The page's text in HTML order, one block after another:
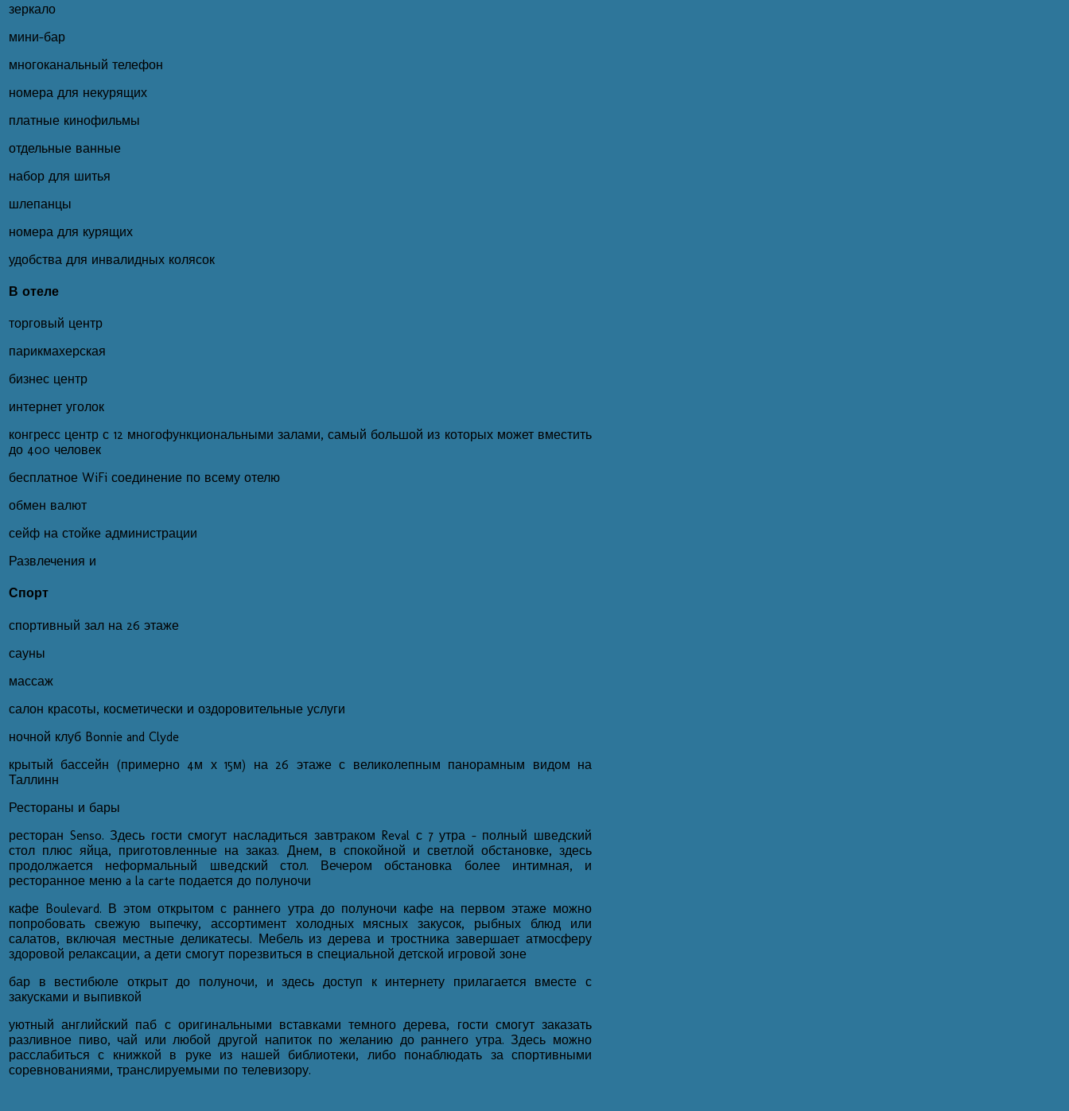
зеркало
мини-бар
многоканальный телефон
номера для некурящих
платные кинофильмы
отдельные ванные
набор для шитья
шлепанцы
номера для курящих
удобства для инвалидных колясок
В отеле
торговый центр
парикмахерская
бизнес центр
интернет уголок
конгресс центр с 12 многофункциональными залами, самый большой из которых может вместить
до 400 человек
бесплатное WiFi соединение по всему отелю
обмен валют
сейф на стойке администрации
Развлечения и
Спорт
спортивный зал на 26 этаже
сауны
массаж
салон красоты, косметически и оздоровительные услуги
ночной клуб Bonnie and Clyde
крытый бассейн (примерно 4м х 15м) на 26 этаже с великолепным панорамным видом на
Таллинн
Рестораны и бары
ресторан Senso. Здесь гости смогут насладиться завтраком Reval с 7 утра - полный шведский
стол плюс яйца, приготовленные на заказ. Днем, в спокойной и светлой обстановке, здесь
продолжается неформальный шведский стол. Вечером обстановка более интимная, и
ресторанное меню a la carte подается до полуночи
кафе Boulevard. В этом открытом с раннего утра до полуночи кафе на первом этаже можно
попробовать свежую выпечку, ассортимент холодных мясных закусок, рыбных блюд или
салатов, включая местные деликатесы. Мебель из дерева и тростника завершает атмосферу
здоровой релаксации, а дети смогут порезвиться в специальной детской игровой зоне
бар в вестибюле открыт до полуночи, и здесь доступ к интернету прилагается вместе с
закусками и выпивкой
уютный английский паб с оригинальными вставками темного дерева, гости смогут заказать
разливное пиво, чай или любой другой напиток по желанию до раннего утра. Здесь можно
расслабиться с книжкой в руке из нашей библиотеки, либо понаблюдать за спортивными
соревнованиями, транслируемыми по телевизору.